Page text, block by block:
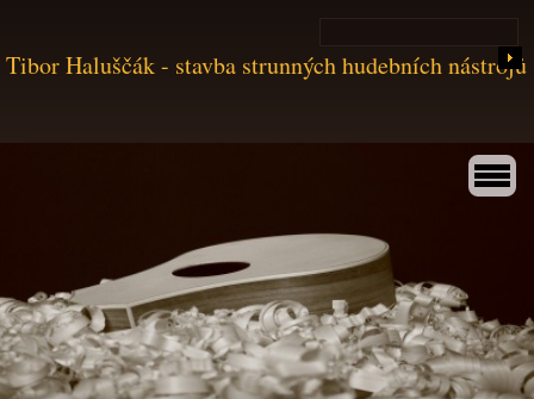
Tibor Haluščák - stavba strunných hudebních nástrojů